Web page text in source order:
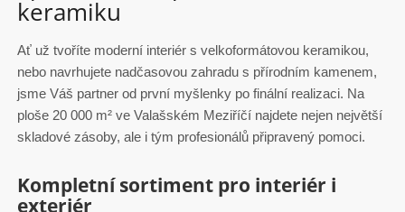
t
a
n
a
p
ř
í
keramiku
Ať už tvoříte moderní interiér s velkoformátovou keramikou,
nebo navrhujete nadčasovou zahradu s přírodním kamenem,
jsme Váš partner od první myšlenky po finální realizaci. Na
ploše 20 000 m² ve Valašském Meziříčí najdete nejen největší
skladové zásoby, ale i tým profesionálů připravený pomoci.
Kompletní sortiment pro interiér i
exteriér